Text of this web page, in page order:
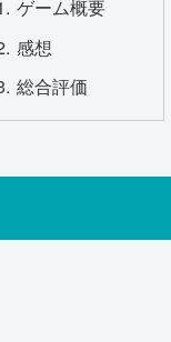
ゲーム概要
感想
総合評価